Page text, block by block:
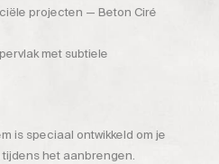
projecten — Beton Ciré
met subtiele
is speciaal ontwikkeld om je
het aanbrengen.